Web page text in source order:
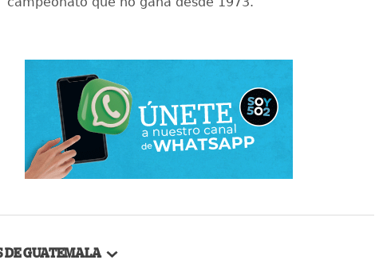
DE GUATEMALA